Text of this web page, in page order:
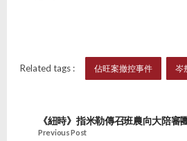
Related tags : 佔旺案撤控事件 岑
《紐時》指米勒傳召班農向大陪審
Previous Post